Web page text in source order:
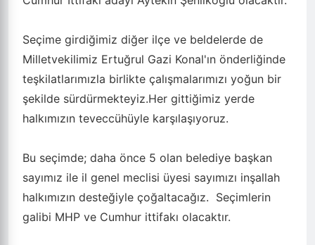
Seçime girdiğimiz diğer ilçe ve beldelerde de
Milletvekilimiz Ertuğrul Gazi Konal'ın önderliğinde
teşkilatlarımızla birlikte çalışmalarımızı yoğun bir
şekilde sürdürmekteyiz.Her gittiğimiz yerde
halkımızın teveccühüyle karşılaşıyoruz.
Bu seçimde; daha önce 5 olan belediye başkan
sayımız ile il genel meclisi üyesi sayımızı inşallah
halkımızın desteğiyle çoğaltacağız. Seçimlerin
galibi MHP ve Cumhur ittifakı olacaktır.